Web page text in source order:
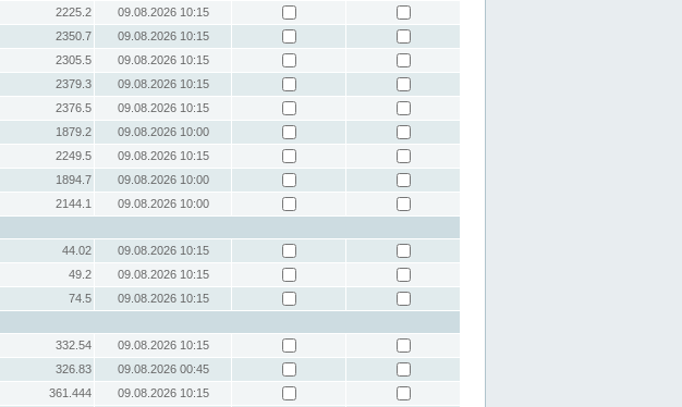
2225.2
09.08.2026 10:15
2350.7
09.08.2026 10:15
2305.5
09.08.2026 10:15
2379.3
09.08.2026 10:15
2376.5
09.08.2026 10:15
1879.2
09.08.2026 10:00
2249.5
09.08.2026 10:15
1894.7
09.08.2026 10:00
2144.1
09.08.2026 10:00
44.02
09.08.2026 10:15
49.2
09.08.2026 10:15
74.5
09.08.2026 10:15
332.54
09.08.2026 10:15
326.83
09.08.2026 00:45
361.444
09.08.2026 10:15